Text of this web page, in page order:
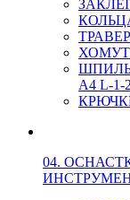
А4 L-1-
04.